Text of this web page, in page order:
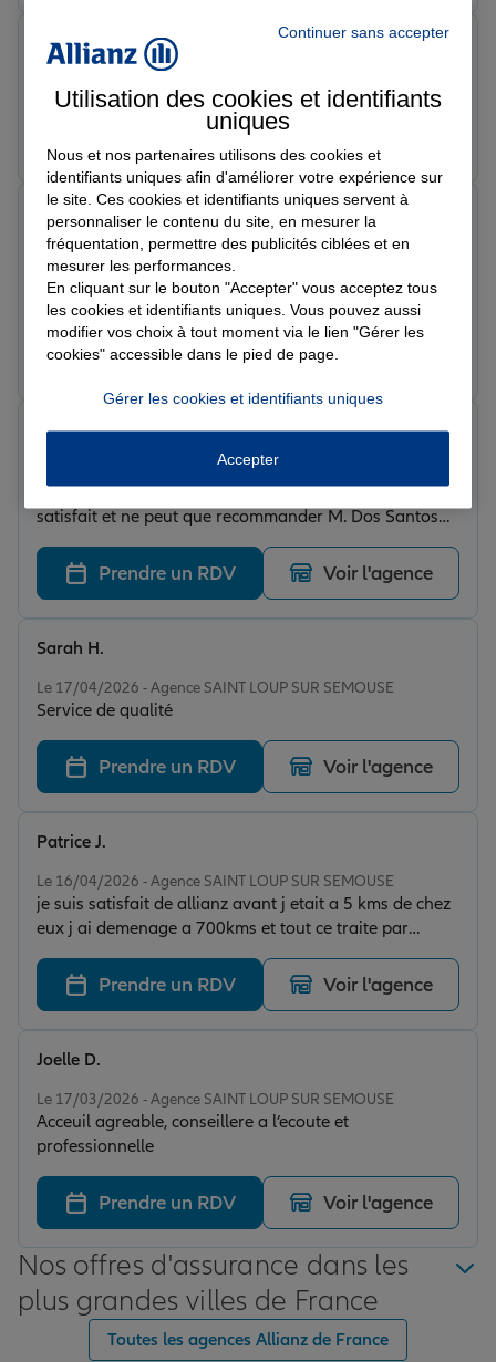
Note de 5 sur 5
Romain F.
Prendre un RDV
Note de 5 sur 5
Le 27/04/2026 - Agence SAINT LOUP SUR SEMOUSE
Equipe efficace et professionnelle, toujours de bons
conseils.
Prendre un RDV Voir l'agence
Le 23/04/2026 - Agence SAINT LOUP SUR SEMOUSE
Très pro, réactif, disponible et sympathique. Je suis très
satisfait et ne peut que recommander M. Dos Santos
⭐️✅
Maxime R.
Prendre un RDV Voir l'agence
Le 17/04/2026 - Agence SAINT LOUP SUR SEMOUSE
Service de qualité
Sarah H.
Prendre un RDV Voir l'agence
Le 16/04/2026 - Agence SAINT LOUP SUR SEMOUSE
je suis satisfait de allianz avant j etait a 5 kms de chez
eux j ai demenage a 700kms et tout ce traite par
telephone un concurent pourt ma assurance ete moins
cher allianz c est alignee ca c est professionnel merci
allianz je recommande
Patrice J.
Prendre un RDV Voir l'agence
Le 17/03/2026 - Agence SAINT LOUP SUR SEMOUSE
Acceuil agreable, conseillere a l’ecoute et
professionnelle
Joelle D.
Prendre un RDV Voir l'agence
Nos offres d'assurance dans les
plus grandes villes de France
Toutes les agences Allianz de France
Continuer sans accepter
Utilisation des cookies et identifiants
uniques
Nous et nos partenaires utilisons des cookies et
identifiants uniques afin d'améliorer votre expérience sur
le site. Ces cookies et identifiants uniques servent à
personnaliser le contenu du site, en mesurer la
fréquentation, permettre des publicités ciblées et en
mesurer les performances.
En cliquant sur le bouton "Accepter" vous acceptez tous
les cookies et identifiants uniques. Vous pouvez aussi
modifier vos choix à tout moment via le lien "Gérer les
cookies" accessible dans le pied de page.
Gérer les cookies et identifiants uniques
Accepter